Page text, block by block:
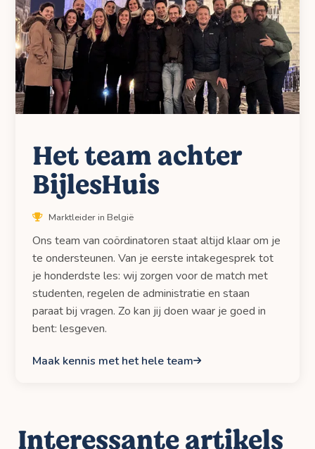
Het team achter
BijlesHuis
Marktleider in België
Ons team van coördinatoren staat altijd klaar om je
te ondersteunen. Van je eerste intakegesprek tot
je honderdste les: wij zorgen voor de match met
studenten, regelen de administratie en staan
paraat bij vragen. Zo kan jij doen waar je goed in
bent: lesgeven.
Maak kennis met het hele team
Interessante artikels